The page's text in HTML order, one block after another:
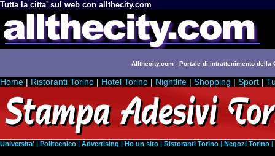
Tutta la citta' sul web con allthecity.com
Allthecity.com - Portale di intrattenimento della
Home | Ristoranti Torino | Hotel Torino | Nightlife | Shopping | Sport |
Universita' | Politecnico | Advertising | Ho un sito | Ristoranti Torino | Negozi Torino |